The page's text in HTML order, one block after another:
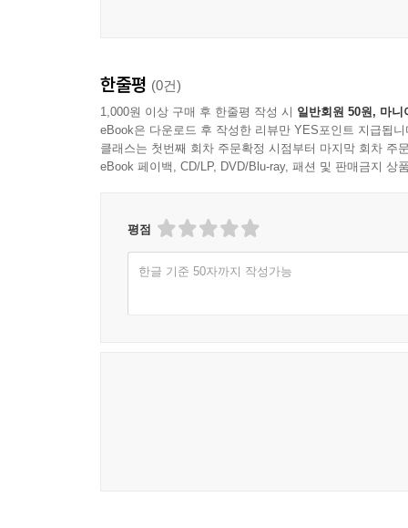
한줄평 (0건)
1,000원 이상 구매 후 한줄평 작성 시 일반회원 50원, 마니
eBook은 다운로드 후 작성한 리뷰만 YES포인트 지급됩니
클래스는 첫번째 회차 주문확정 시점부터 마지막 회차 주
eBook 페이백, CD/LP, DVD/Blu-ray, 패션 및 판매금지 상
평점
한글 기준 50자까지 작성가능